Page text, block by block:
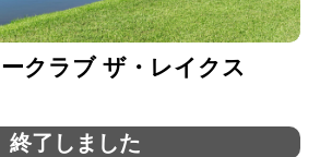
クラブ ザ・レイクス
終了しました